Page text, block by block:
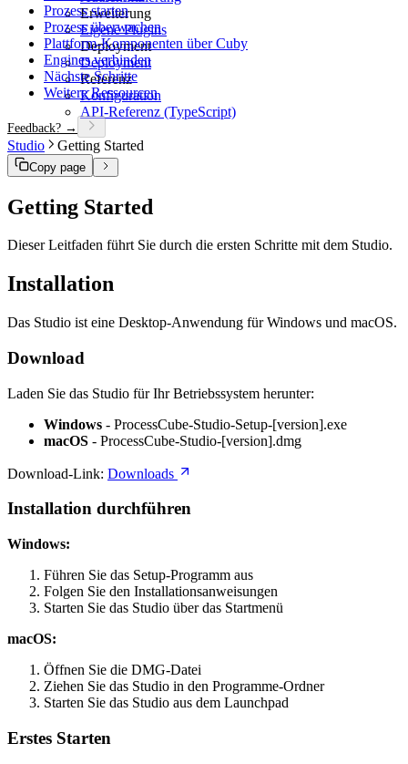
Erweiterung
Eigene Plugins
Deployment
Deployment
Referenz
Konfiguration
API-Referenz (TypeScript)
Prozess starten
Prozess überwachen
Plattform-Komponenten über Cuby
Engines verbinden
Nächste Schritte
Weitere Ressourcen
Feedback? →
Studio Getting Started
Copy page
Getting Started
Dieser Leitfaden führt Sie durch die ersten Schritte mit dem Studio.
Installation
Das Studio ist eine Desktop-Anwendung für Windows und macOS.
Download
Laden Sie das Studio für Ihr Betriebssystem herunter:
Windows - ProcessCube-Studio-Setup-[version].exe
macOS - ProcessCube-Studio-[version].dmg
Download-Link: Downloads
Installation durchführen
Windows:
Führen Sie das Setup-Programm aus
Folgen Sie den Installationsanweisungen
Starten Sie das Studio über das Startmenü
macOS:
Öffnen Sie die DMG-Datei
Ziehen Sie das Studio in den Programme-Ordner
Starten Sie das Studio aus dem Launchpad
Erstes Starten